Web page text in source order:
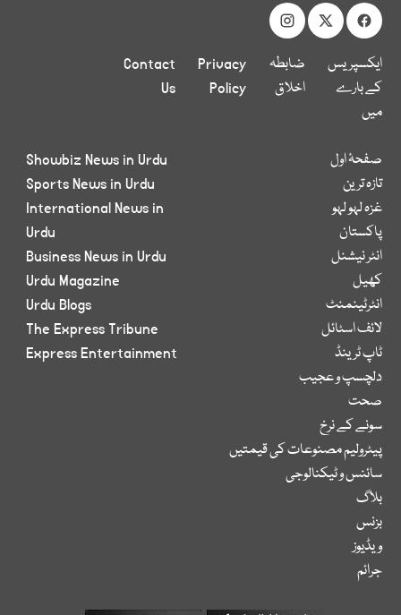
ایکسپریس
کے بارے
میں
ضابطہ
اخلاق
Privacy
Policy
Contact
Us
صفحۂ اول
تازہ ترین
غزہ لہو لہو
پاکستان
انٹر نیشنل
کھیل
انٹرٹینمنٹ
لائف اسٹائل
ٹاپ ٹرینڈ
دلچسپ و عجیب
صحت
سونے کے نرخ
پیٹرولیم مصنوعات کی قیمتیں
سائنس و ٹیکنالوجی
بلاگ
بزنس
ویڈیوز
جرائم
Showbiz News in Urdu
Sports News in Urdu
International News in
Urdu
Business News in Urdu
Urdu Magazine
Urdu Blogs
The Express Tribune
Express Entertainment